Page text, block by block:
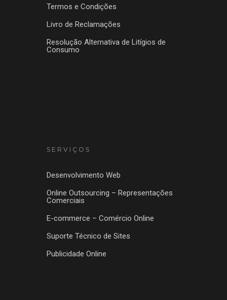
Termos e Condições
Livro de Reclamações
Resolução Alternativa de Litígios de
Consumo
SERVIÇOS
Desenvolvimento Web
Online Outsourcing – Representações
Comerciais
E-commerce – Comércio Online
Suporte Técnico de Sites
Publicidade Online